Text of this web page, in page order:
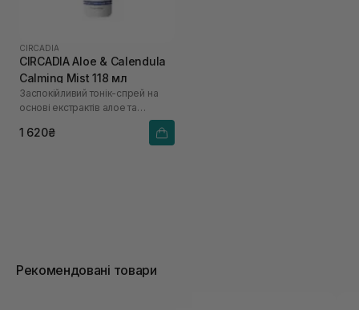
CIRCADIA
CIRCADIA Aloe & Calendula
Calming Mist 118 мл
Заспокійливий тонік-спрей на
основі екстрактів алое та
1 620₴
Рекомендовані товари